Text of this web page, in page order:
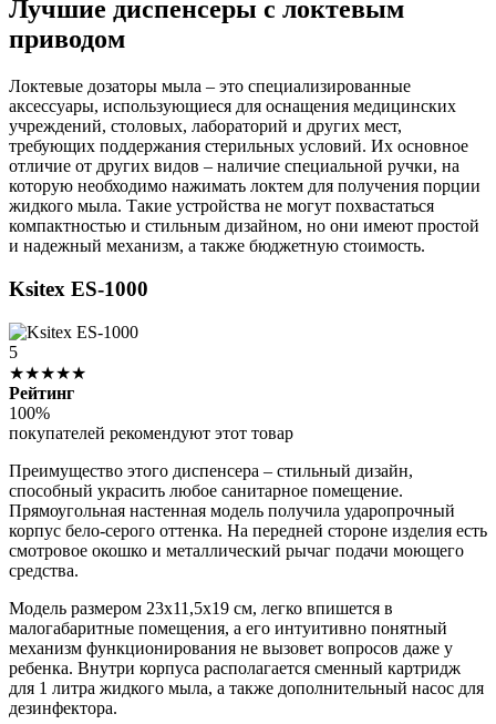
Лучшие диспенсеры с локтевым
приводом
Локтевые дозаторы мыла – это специализированные
аксессуары, использующиеся для оснащения медицинских
учреждений, столовых, лабораторий и других мест,
требующих поддержания стерильных условий. Их основное
отличие от других видов – наличие специальной ручки, на
которую необходимо нажимать локтем для получения порции
жидкого мыла. Такие устройства не могут похвастаться
компактностью и стильным дизайном, но они имеют простой
и надежный механизм, а также бюджетную стоимость.
Ksitex ES-1000
5
★★★★★
Рейтинг
100%
покупателей рекомендуют этот товар
Преимущество этого диспенсера – стильный дизайн,
способный украсить любое санитарное помещение.
Прямоугольная настенная модель получила ударопрочный
корпус бело-серого оттенка. На передней стороне изделия есть
смотровое окошко и металлический рычаг подачи моющего
средства.
Модель размером 23х11,5х19 см, легко впишется в
малогабаритные помещения, а его интуитивно понятный
механизм функционирования не вызовет вопросов даже у
ребенка. Внутри корпуса располагается сменный картридж
для 1 литра жидкого мыла, а также дополнительный насос для
дезинфектора.